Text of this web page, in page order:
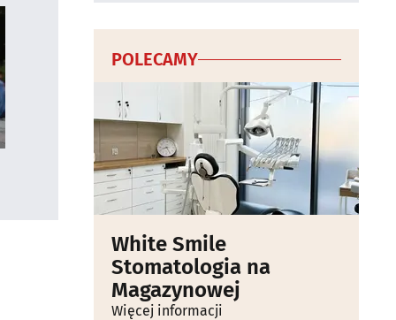
POLECAMY
White Smile
Stomatologia na
Magazynowej
Więcej informacji